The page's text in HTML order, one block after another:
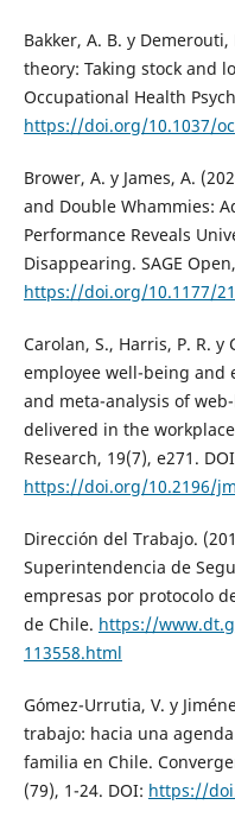
Bakker, A. B. y
theory: Taking stock and
Occupational Health
https://doi.org/10.1037/
Brower, A. y James, A.
and Double Whammies:
Performance Reveals
Disappearing. SAGE
https://doi.org/10.1177/
Carolan, S., Harris, P. R.
employee well-being and
and meta-analysis of
delivered in the
Research, 19(7), e271.
https://doi.org/10.2196/
Dirección del Trabajo.
Superintendencia de
empresas por protocolo
de Chile. https://
113558.html
Gómez-Urrutia, V. y
trabajo: hacia una
familia en Chile.
(79), 1-24. DOI: https://